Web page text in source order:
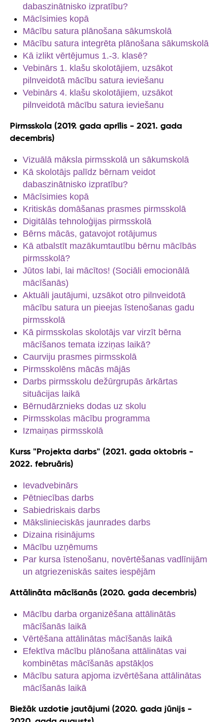
dabaszinātnisko izpratību?
Mācīsimies kopā
Mācību satura plānošana sākumskolā
Mācību satura integrēta plānošana sākumskolā
Kā izlikt vērtējumus 1.-3. klasē?
Vebinārs 1. klašu skolotājiem, uzsākot
pilnveidotā mācību satura ieviešanu
Vebinārs 4. klašu skolotājiem, uzsākot
pilnveidotā mācību satura ieviešanu
Pirmsskola (2019. gada aprīlis - 2021. gada
decembris)
Vizuālā māksla pirmsskolā un sākumskolā
Kā skolotājs palīdz bērnam veidot
dabaszinātnisko izpratību?
Mācīsimies kopā
Kritiskās domāšanas prasmes pirmsskolā
Digitālās tehnoloģijas pirmsskolā
Bērns mācās, gatavojot rotājumus
Kā atbalstīt mazākumtautību bērnu mācībās
pirmsskolā?
Jūtos labi, lai mācītos! (Sociāli emocionālā
mācīšanās)
Aktuāli jautājumi, uzsākot otro pilnveidotā
mācību satura un pieejas īstenošanas gadu
pirmsskolā
Kā pirmsskolas skolotājs var virzīt bērna
mācīšanos temata izziņas laikā?
Caurviju prasmes pirmsskolā
Pirmsskolēns mācās mājās
Darbs pirmsskolu dežūrgrupās ārkārtas
situācijas laikā
Bērnudārznieks dodas uz skolu
Pirmsskolas mācību programma
Izmaiņas pirmsskolā
Kurss "Projekta darbs" (2021. gada oktobris -
2022. februāris)
Ievadvebinārs
Pētniecības darbs
Sabiedriskais darbs
Mākslinieciskās jaunrades darbs
Dizaina risinājums
Mācību uzņēmums
Par kursa īstenošanu, novērtēšanas vadlīnijām
un atgriezeniskās saites iespējām
Attālināta mācīšanās (2020. gada decembris)
Mācību darba organizēšana attālinātās
mācīšanās laikā
Vērtēšana attālinātas mācīšanās laikā
Efektīva mācību plānošana attālinātas vai
kombinētas mācīšanās apstākļos
Mācību satura apjoma izvērtēšana attālinātas
mācīšanās laikā
Biežāk uzdotie jautājumi (2020. gada jūnijs -